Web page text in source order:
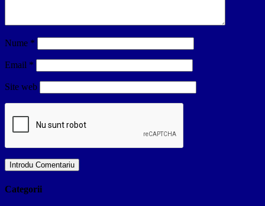
Nume *
Email *
Site web
Categorii